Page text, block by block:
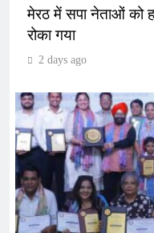
मेरठ में सपा नेताओं को
रोका गया
2 days ago